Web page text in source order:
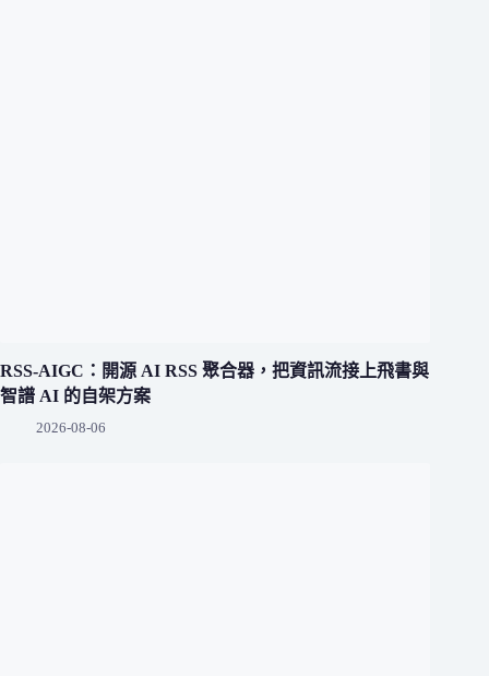
RSS-AIGC：開源 AI RSS 聚合器，把資訊流接上飛書與
智譜 AI 的自架方案
2026-08-06